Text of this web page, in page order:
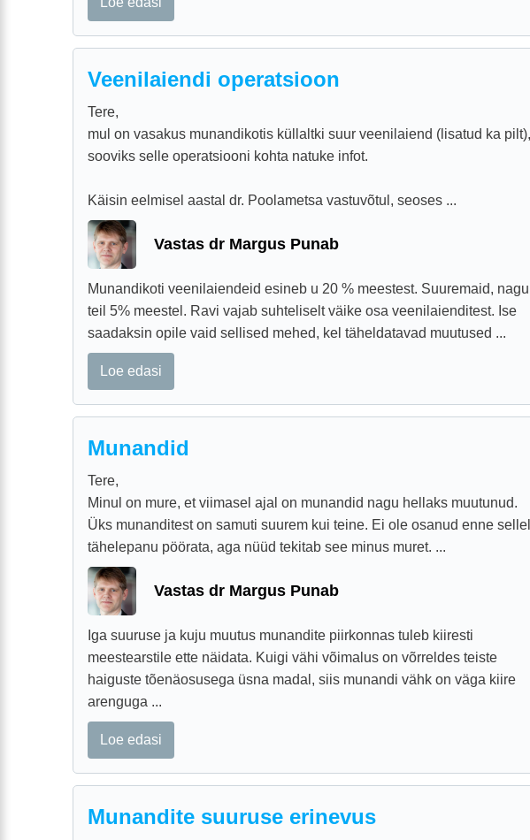
Veenilaiendi operatsioon
Tere,
mul on vasakus munandikotis küllaltki suur veenilaiend (lisatud ka pilt),
sooviks selle operatsiooni kohta natuke infot.
Käisin eelmisel aastal dr. Poolametsa vastuvõtul, seoses ...
Vastas dr Margus Punab
Munandikoti veenilaiendeid esineb u 20 % meestest. Suuremaid, nagu
teil 5% meestel. Ravi vajab suhteliselt väike osa veenilaienditest. Ise
saadaksin opile vaid sellised mehed, kel täheldatavad muutused ...
Loe edasi
Munandid
Tere,
Minul on mure, et viimasel ajal on munandid nagu hellaks muutunud.
Üks munanditest on samuti suurem kui teine. Ei ole osanud enne
tähelepanu pöörata, aga nüüd tekitab see minus muret. ...
Vastas dr Margus Punab
Iga suuruse ja kuju muutus munandite piirkonnas tuleb kiiresti
meestearstile ette näidata. Kuigi vähi võimalus on võrreldes teiste
haiguste tõenäosusega üsna madal, siis munandi vähk on väga kiire
arenguga ...
Loe edasi
Munandite suuruse erinevus